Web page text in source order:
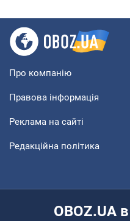
Про компанію
Правова інформація
Реклама на сайті
Редакційна політика
OBOZ.UA